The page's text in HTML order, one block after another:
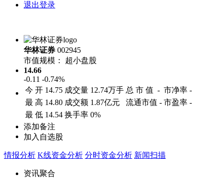
退出登录
华林证券 002945
市值规模：
超小盘股
14.66
-0.11 -0.74%
今 开 14.75 成交量 12.74万手 总 市 值 - 市净率 -
最 高 14.80 成交额 1.87亿元 流通市值 - 市盈率 -
最 低 14.54 换手率 0%
添加备注
加入自选股
情报分析 K线资金分析 分时资金分析 新闻扫描
资讯聚合